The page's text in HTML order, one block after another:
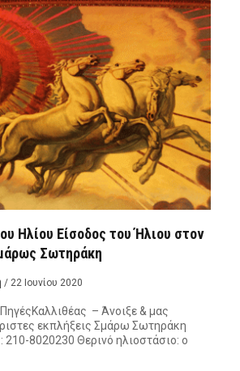
Ηλίου Είσοδος του Ήλιου στον
Σωτηράκη
/ 22 Ιουνίου 2020
– Άνοιξε & μας
εκπλήξεις Σμάρω Σωτηράκη
210-8020230 Θερινό ηλιοστάσιο: ο